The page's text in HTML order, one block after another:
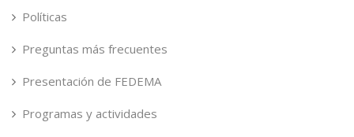
Políticas
Preguntas más frecuentes
Presentación de FEDEMA
Programas y actividades